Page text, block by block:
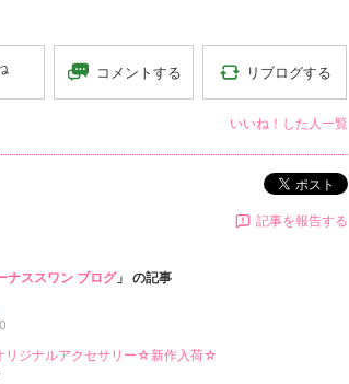
コメントする リブログする
いいね！した人一覧
ポスト
記事を報告する
ナススワン ブログ」 の記事
リジナルアクセサリー☆新作入荷☆